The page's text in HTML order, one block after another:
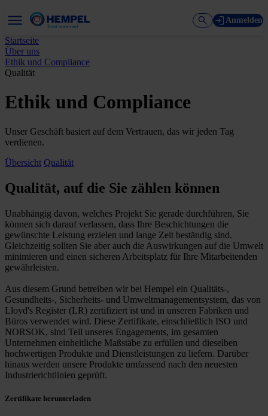
Anmelden
Startseite
Über uns
Ethik und Compliance
Qualität
Ethik und Compliance
Unser Geschäft basiert auf dem Vertrauen, das wir jeden Tag
verdienen.
Übersicht Qualität
Qualität, auf die Sie zählen können
Unabhängig davon, welches Projekt Sie gerade durchführen, Sie
können sich darauf verlassen, dass Ihre Beschichtungen die
gewünschte Leistung erzielen und lange Zeit beständig sind.
Gleichzeitig sollten Sie aber auch die Auswirkungen auf die Umwelt
minimieren und einen sicheren Arbeitsplatz für Ihre Mitarbeitenden
gewährleisten.
Aus diesem Grund betreiben wir bei Hempel ein Qualitäts-,
Gesundheits-, Sicherheits- und Umweltmanagementsystem, das von
Lloyd's Register (LR) zertifiziert ist und in unseren Fabriken und
Büros verwendet wird. Diese Zertifikate, einschließlich ISO und
NORSOK, sind Teil unseres Engagements, im gesamten
Unternehmen einheitliche Maßstäbe zu erfüllen und dieselben
hochwertigen Produkte und Dienstleistungen zu liefern. Darüber
hinaus werden unsere Produkte umfassend nach den neuesten
Industrierichtlinien geprüft.
Zertifikate herunterladen